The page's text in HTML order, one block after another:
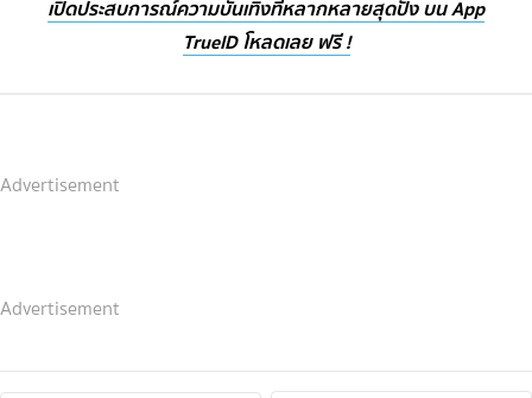
เปิดประสบการณ์ความบันเทิงที่หลากหลายสุดปัง บน App
TrueID โหลดเลย ฟรี !
Advertisement
Advertisement